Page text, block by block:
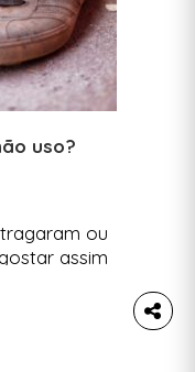
uso?
ou
assim
dá-te